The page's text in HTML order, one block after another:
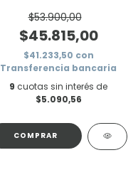
$53.900,00
$45.815,00
$41.233,50 con
Transferencia bancaria
9 cuotas sin interés de
$5.090,56
COMPRAR